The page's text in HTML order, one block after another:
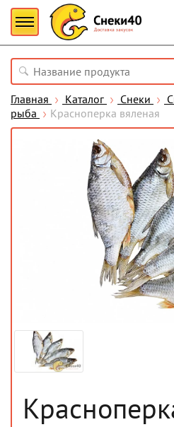
Главная Каталог Снеки
рыба
Красноперка вяленая